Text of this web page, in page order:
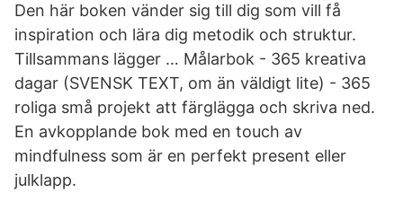
Den här boken vänder sig till dig som vill få
inspiration och lära dig metodik och struktur.
Tillsammans lägger … Målarbok - 365 kreativa
dagar (SVENSK TEXT, om än väldigt lite) - 365
roliga små projekt att färglägga och skriva ned.
En avkopplande bok med en touch av
mindfulness som är en perfekt present eller
julklapp.